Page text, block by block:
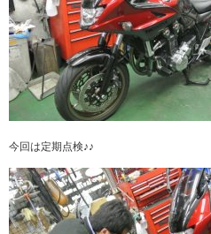
今回は定期点検♪♪